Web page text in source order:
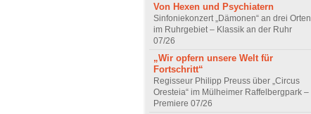
Von Hexen und Psychiatern
Sinfoniekonzert „Dämonen“ an drei Orten
im Ruhrgebiet – Klassik an der Ruhr
07/26
„Wir opfern unsere Welt für
Fortschritt“
Regisseur Philipp Preuss über „Circus
Oresteia“ im Mülheimer Raffelbergpark –
Premiere 07/26